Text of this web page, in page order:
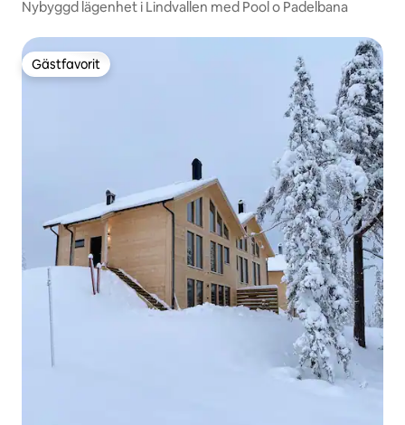
Nybyggd lägenhet i Lindvallen med Pool o Padelbana
Gästfavorit
Gästfavorit